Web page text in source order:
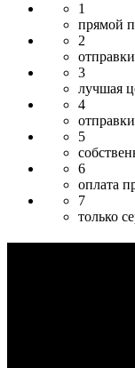
1
прямой
2
3
лучшая
4
5
6
оплата
7
только